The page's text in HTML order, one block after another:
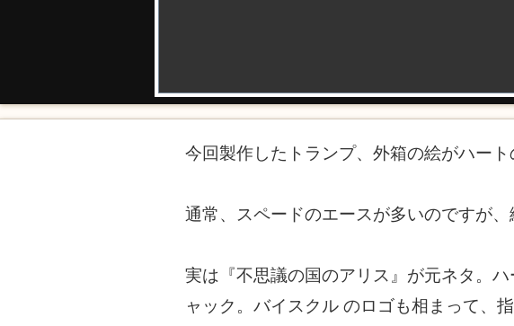
今回製作したトランプ、外箱の絵がハート
通常、スペードのエースが多いのですが
実は『不思議の国のアリス』が元ネタ。
ャック。バイスクル のロゴも相まって、